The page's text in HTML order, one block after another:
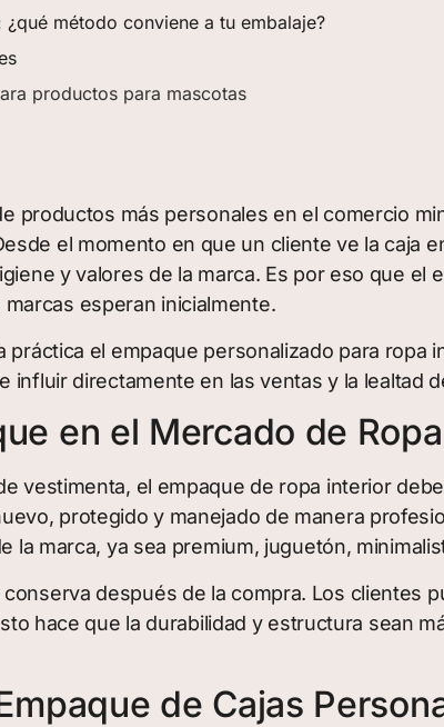
método conviene a tu embalaje?
productos para mascotas
productos más personales en el comercio
el momento en que un cliente ve la caja
y valores de la marca. Es por eso que
esperan inicialmente.
práctica el empaque personalizado para
influir directamente en las ventas y la lealtad
en el Mercado de
vestimenta, el empaque de ropa interior
protegido y manejado de manera
la marca, ya sea premium, juguetón,
después de la compra. Los clientes
hace que la durabilidad y estructura sean
de Cajas